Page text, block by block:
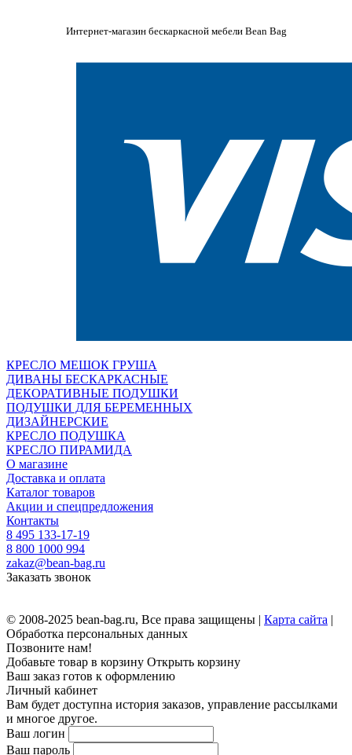
Интернет-магазин бескаркасной мебели Bean Bag
КРЕСЛО МЕШОК ГРУША
ДИВАНЫ БЕСКАРКАСНЫЕ
ДЕКОРАТИВНЫЕ ПОДУШКИ
ПОДУШКИ ДЛЯ БЕРЕМЕННЫХ
ДИЗАЙНЕРСКИЕ
КРЕСЛО ПОДУШКА
КРЕСЛО ПИРАМИДА
О магазине
Доставка и оплата
Каталог товаров
Акции и спецпредложения
Контакты
8 495 133-17-19
8 800 1000 994
zakaz@bean-bag.ru
Заказать звонок
© 2008-2025 bean-bag.ru, Все права защищены | Карта сайта |
Обработка персональных данных
Позвоните нам!
Добавьте товар в корзину Открыть корзину
Ваш заказ готов к оформлению
Личный кабинет
Вам будет доступна история заказов, управление рассылками
и многое другое.
Ваш логин
Ваш пароль